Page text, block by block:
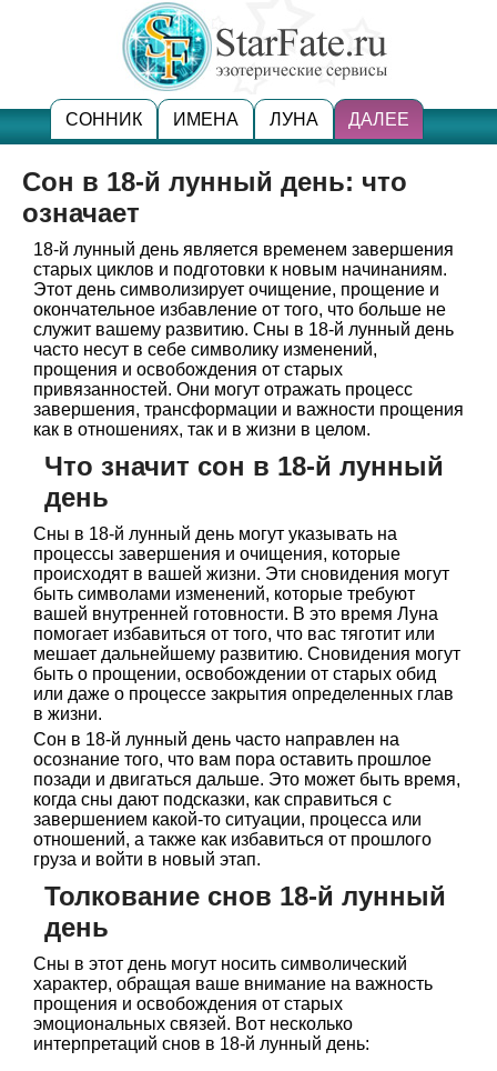
СОННИК ИМЕНА ЛУНА ДАЛЕЕ
Сон в 18-й лунный день: что
означает
18-й лунный день является временем завершения
старых циклов и подготовки к новым начинаниям.
Этот день символизирует очищение, прощение и
окончательное избавление от того, что больше не
служит вашему развитию. Сны в 18-й лунный день
часто несут в себе символику изменений,
прощения и освобождения от старых
привязанностей. Они могут отражать процесс
завершения, трансформации и важности прощения
как в отношениях, так и в жизни в целом.
Что значит сон в 18-й лунный
день
Сны в 18-й лунный день могут указывать на
процессы завершения и очищения, которые
происходят в вашей жизни. Эти сновидения могут
быть символами изменений, которые требуют
вашей внутренней готовности. В это время Луна
помогает избавиться от того, что вас тяготит или
мешает дальнейшему развитию. Сновидения могут
быть о прощении, освобождении от старых обид
или даже о процессе закрытия определенных глав
в жизни.
Сон в 18-й лунный день часто направлен на
осознание того, что вам пора оставить прошлое
позади и двигаться дальше. Это может быть время,
когда сны дают подсказки, как справиться с
завершением какой-то ситуации, процесса или
отношений, а также как избавиться от прошлого
груза и войти в новый этап.
Толкование снов 18-й лунный
день
Сны в этот день могут носить символический
характер, обращая ваше внимание на важность
прощения и освобождения от старых
эмоциональных связей. Вот несколько
интерпретаций снов в 18-й лунный день: